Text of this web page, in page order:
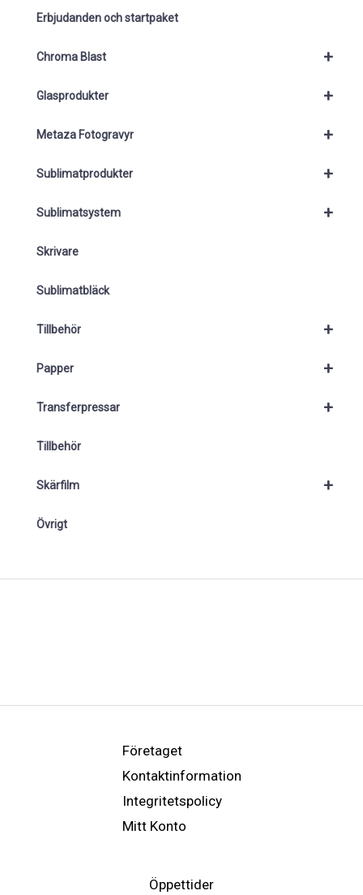
Erbjudanden och startpaket
+
Chroma Blast
+
Glasprodukter
+
Metaza Fotogravyr
+
Sublimatprodukter
+
Sublimatsystem
Skrivare
Sublimatbläck
+
Tillbehör
+
Papper
+
Transferpressar
Tillbehör
+
Skärfilm
Övrigt
Företaget
Kontaktinformation
Integritetspolicy
Mitt Konto
Öppettider